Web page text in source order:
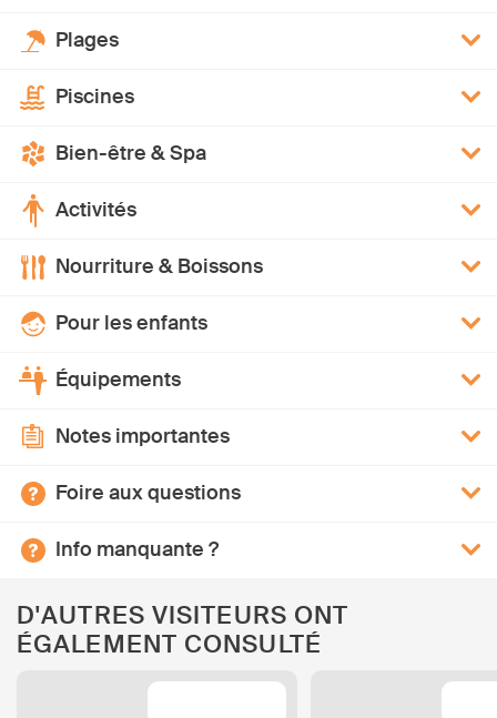
Plages
Piscines
Bien-être & Spa
Activités
Nourriture & Boissons
Pour les enfants
Équipements
Notes importantes
Foire aux questions
Info manquante ?
D'AUTRES VISITEURS ONT
ÉGALEMENT CONSULTÉ